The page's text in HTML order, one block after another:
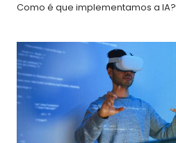
Como é que implementamos a IA?